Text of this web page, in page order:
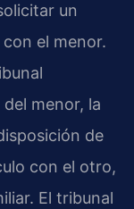
un
el menor.
menor, la
de
con el otro,
El tribunal